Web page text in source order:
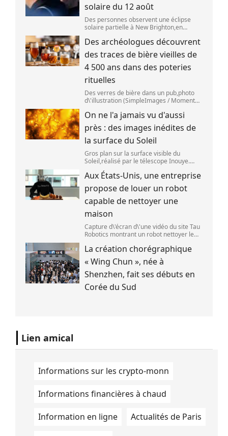
solaire du 12 août
Des personnes observent une éclipse
solaire partielle à New Brighton,en
(SANKA VIDANAGAMA )
Des archéologues découvrent
des traces de bière vieilles de
4 500 ans dans des poteries
rituelles
Des verres de bière dans un pub,photo
d\'illustration (SimpleImages / Moment
alcoolisée du monde. Les premières
traces de bière ont été retrouvées ch
On ne l'a jamais vu d'aussi
près : des images inédites de
la surface du Soleil
Gros plan sur la surface visible du
Soleil,réalisé par le télescope Inouye.
(NSF/NSO/AURA/MPS) Certains se
préparent peut-être à photographier le
mieux possible l\'éclipse solaire,prévue le
1
Aux États-Unis, une entreprise
propose de louer un robot
capable de nettoyer une
maison
Capture d\'écran d\'une vidéo du site Tau
Robotics montrant un robot nettoyer le
Robotics)
La création chorégraphique
« Wing Chun », née à
Shenzhen, fait ses débuts en
Corée du Sud
Lien amical
Informations sur les crypto-monn
Informations financières à chaud
Information en ligne Actualités de Paris